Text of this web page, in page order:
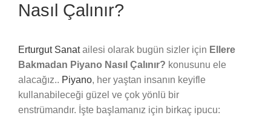
Nasıl Çalınır?
Erturgut Sanatailesi olarak bugün sizler için Ellere
Bakmadan Piyano Nasıl Çalınır? konusunu ele
alacağız.. Piyano, her yaştan insanın keyifle
kullanabileceği güzel ve çok yönlü bir
enstrümandır. İşte başlamanız için birkaç ipucu: